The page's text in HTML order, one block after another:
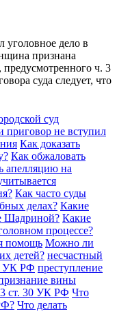
уголовное дело в
признана
ч. 3
суда следует, что
суд
приговор не вступил
Как доказать
Как обжаловать
апелляцию на
Как часто суды
делах? Какие
Шадриной? Какие
процессе?
помощь Можно ли
детей? несчастный
УК РФ преступление
вины
ст. 30 УК РФ Что
Что делать